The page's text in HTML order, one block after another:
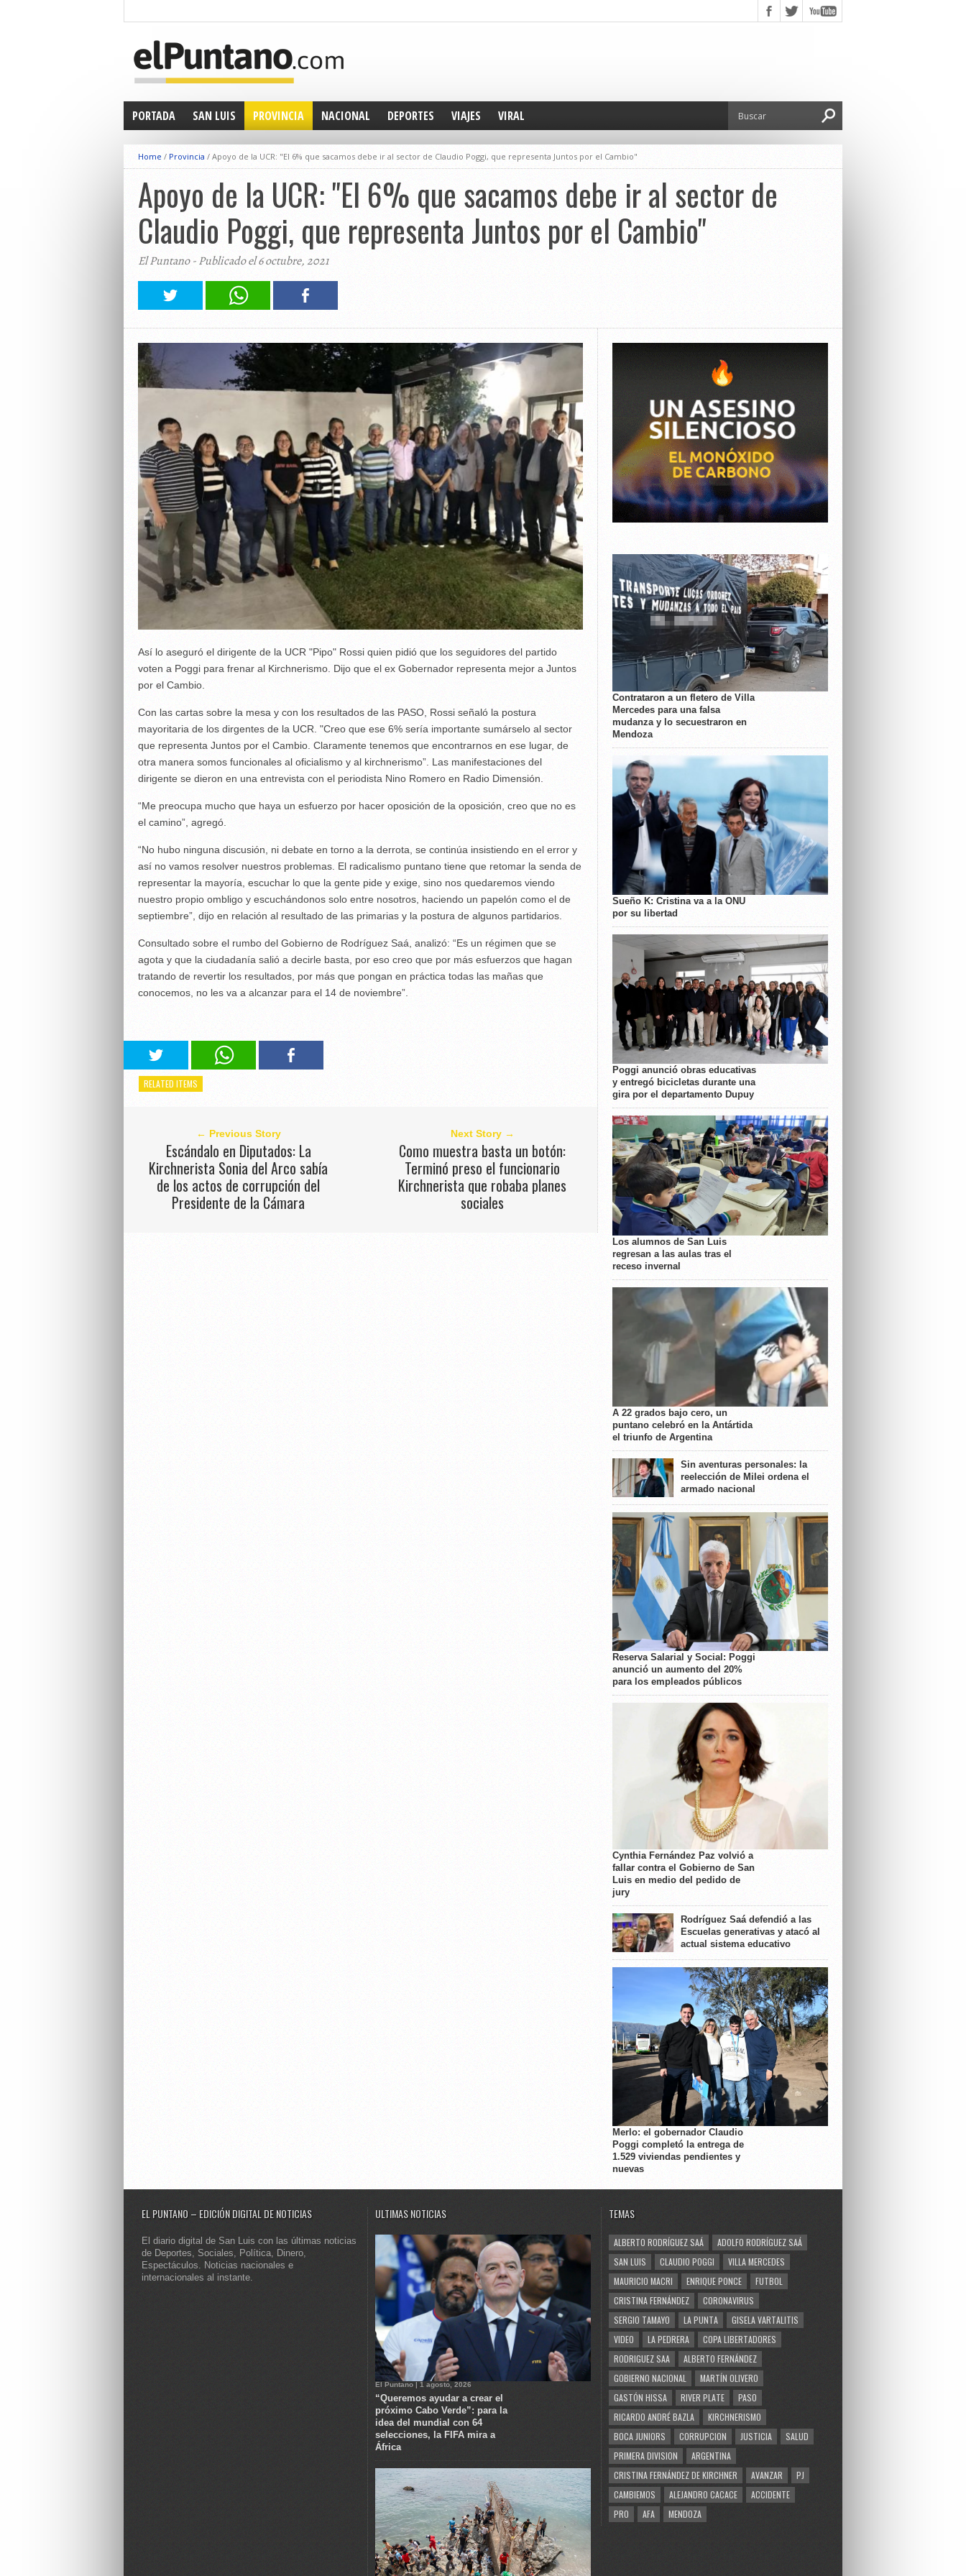
PORTADA SAN LUIS PROVINCIA NACIONAL DEPORTES VIAJES VIRAL
Home / Provincia / Apoyo de la UCR: "El 6% que sacamos debe ir al sector de Claudio Poggi, que representa Juntos por el Cambio"
Apoyo de la UCR: "El 6% que sacamos debe ir al sector de
Claudio Poggi, que representa Juntos por el Cambio"
El Puntano - Publicado el 6 octubre, 2021
Así lo aseguró el dirigente de la UCR "Pipo" Rossi quien pidió que los seguidores del partido
voten a Poggi para frenar al Kirchnerismo. Dijo que el ex Gobernador representa mejor a Juntos
por el Cambio.
Con las cartas sobre la mesa y con los resultados de las PASO, Rossi señaló la postura
mayoritaria de los dirgentes de la UCR. "Creo que ese 6% sería importante sumárselo al sector
que representa Juntos por el Cambio. Claramente tenemos que encontrarnos en ese lugar, de
otra manera somos funcionales al oficialismo y al kirchnerismo”. Las manifestaciones del
dirigente se dieron en una entrevista con el periodista Nino Romero en Radio Dimensión.
“Me preocupa mucho que haya un esfuerzo por hacer oposición de la oposición, creo que no es
el camino”, agregó.
“No hubo ninguna discusión, ni debate en torno a la derrota, se continúa insistiendo en el error y
así no vamos resolver nuestros problemas. El radicalismo puntano tiene que retomar la senda de
representar la mayoría, escuchar lo que la gente pide y exige, sino nos quedaremos viendo
nuestro propio ombligo y escuchándonos solo entre nosotros, haciendo un papelón como el de
septiembre”, dijo en relación al resultado de las primarias y la postura de algunos partidarios.
Consultado sobre el rumbo del Gobierno de Rodríguez Saá, analizó: “Es un régimen que se
agota y que la ciudadanía salió a decirle basta, por eso creo que por más esfuerzos que hagan
tratando de revertir los resultados, por más que pongan en práctica todas las mañas que
conocemos, no les va a alcanzar para el 14 de noviembre”.
RELATED ITEMS
← Previous Story
Escándalo en Diputados: La
Kirchnerista Sonia del Arco sabía
de los actos de corrupción del
Presidente de la Cámara
Next Story →
Como muestra basta un botón:
Terminó preso el funcionario
Kirchnerista que robaba planes
sociales
Contrataron a un fletero de Villa
Mercedes para una falsa
mudanza y lo secuestraron en
Mendoza
Sueño K: Cristina va a la ONU
por su libertad
Poggi anunció obras educativas
y entregó bicicletas durante una
gira por el departamento Dupuy
Los alumnos de San Luis
regresan a las aulas tras el
receso invernal
A 22 grados bajo cero, un
puntano celebró en la Antártida
el triunfo de Argentina
Sin aventuras personales: la
reelección de Milei ordena el
armado nacional
Reserva Salarial y Social: Poggi
anunció un aumento del 20%
para los empleados públicos
Cynthia Fernández Paz volvió a
fallar contra el Gobierno de San
Luis en medio del pedido de
jury
Rodríguez Saá defendió a las
Escuelas generativas y atacó al
actual sistema educativo
Merlo: el gobernador Claudio
Poggi completó la entrega de
1.529 viviendas pendientes y
nuevas
EL PUNTANO – EDICIÓN DIGITAL DE NOTICIAS
El diario digital de San Luis con las últimas noticias
de Deportes, Sociales, Política, Dinero,
Espectáculos. Noticias nacionales e
internacionales al instante.
ULTIMAS NOTICIAS
El Puntano | 1 agosto, 2026
“Queremos ayudar a crear el
próximo Cabo Verde”: para la
idea del mundial con 64
selecciones, la FIFA mira a
África
TEMAS
ALBERTO RODRÍGUEZ SAÁ
ADOLFO RODRÍGUEZ SAÁ
SAN LUIS
CLAUDIO POGGI
VILLA MERCEDES
MAURICIO MACRI
ENRIQUE PONCE
FUTBOL
CRISTINA FERNÁNDEZ
CORONAVIRUS
SERGIO TAMAYO
LA PUNTA
GISELA VARTALITIS
VIDEO
LA PEDRERA
COPA LIBERTADORES
RODRIGUEZ SAA
ALBERTO FERNÁNDEZ
GOBIERNO NACIONAL
MARTÍN OLIVERO
GASTÓN HISSA
RIVER PLATE
PASO
RICARDO ANDRÉ BAZLA
KIRCHNERISMO
BOCA JUNIORS
CORRUPCION JUSTICIA
SALUD
PRIMERA DIVISION
ARGENTINA
CRISTINA FERNÁNDEZ DE KIRCHNER
AVANZAR
PJ
CAMBIEMOS
ALEJANDRO CACACE
ACCIDENTE
PRO
AFA MENDOZA